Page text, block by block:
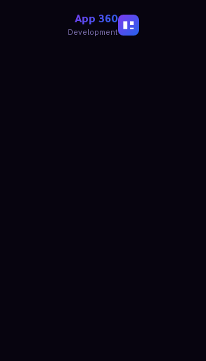
360 App
Development